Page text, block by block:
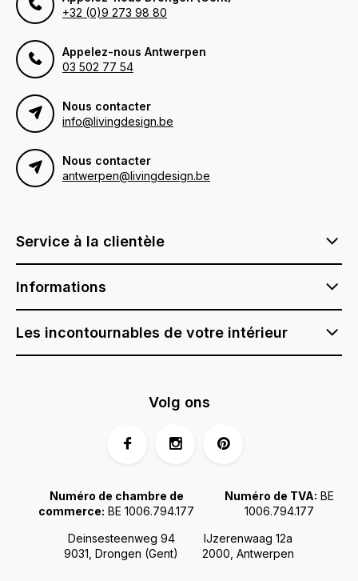
+32 (0)9 273 98 80
Appelez-nous Antwerpen
03 502 77 54
Nous contacter
info@livingdesign.be
Nous contacter
antwerpen@livingdesign.be
Service à la clientèle
Informations
Les incontournables de votre intérieur
Deinsesteenweg 94
9031, Drongen (Gent)
IJzerenwaag 12a
2000, Antwerpen
Numéro de chambre de
commerce: BE 1006.794.177
Numéro de TVA: BE
1006.794.177
Volg ons